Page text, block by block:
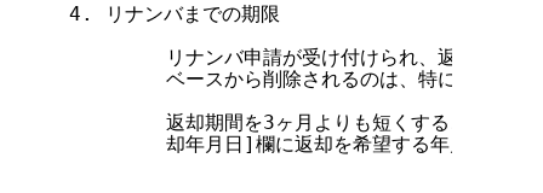
4. リナンバまでの期限
リナンバ申請が受け付けられ、返却され
ベースから削除されるのは、特に指定がな
返却期間を3ヶ月よりも短くすることを希
却年月日]欄に返却を希望する年月日を記